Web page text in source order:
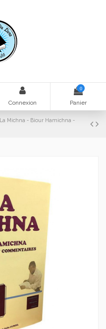
Connexion
0
Panier
La Michna - Biour Hamichna -